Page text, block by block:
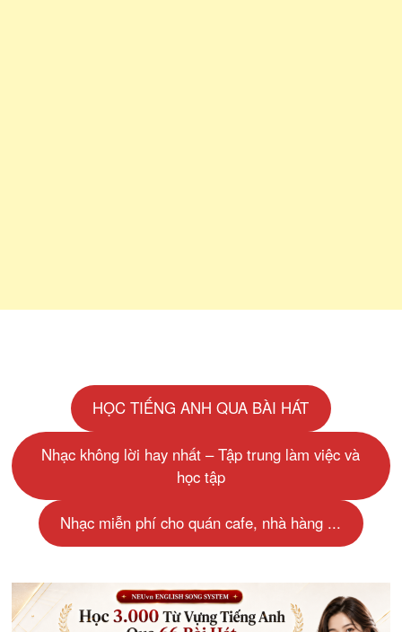
HỌC TIẾNG ANH QUA BÀI HÁT
Nhạc không lời hay nhất – Tập trung làm việc và
học tập
Nhạc miễn phí cho quán cafe, nhà hàng ...